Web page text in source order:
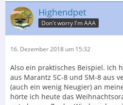
Highendpet
Don't worry I'm AAA
16. Dezember 2018 um 15:32
Also ein praktisches Beispiel. Ich
aus Marantz SC-8 und SM-8 aus
(auch ein wenig Neugier) an
hörte ich heute das